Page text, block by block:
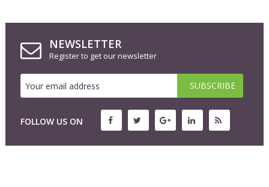
NEWSLETTER
Register to get our newsletter
FOLLOW US ON